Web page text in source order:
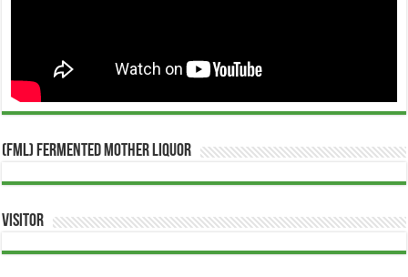
(FML) Fermented Mother Liquor
Visitor